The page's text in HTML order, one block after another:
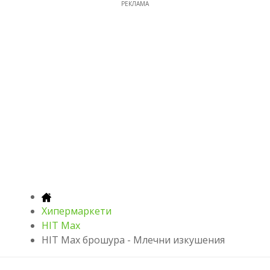
РЕКЛАМА
Хипермаркети
HIT Max
HIT Max брошура - Млечни изкушения